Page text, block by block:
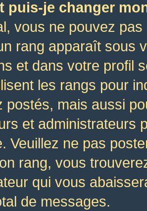
puis-je changer
vous ne pouvez
rang apparaît sous
et dans votre profil
les rangs pour
postés, mais aussi
et administrateurs
Veuillez ne pas
rang, vous
qui vous
de messages.